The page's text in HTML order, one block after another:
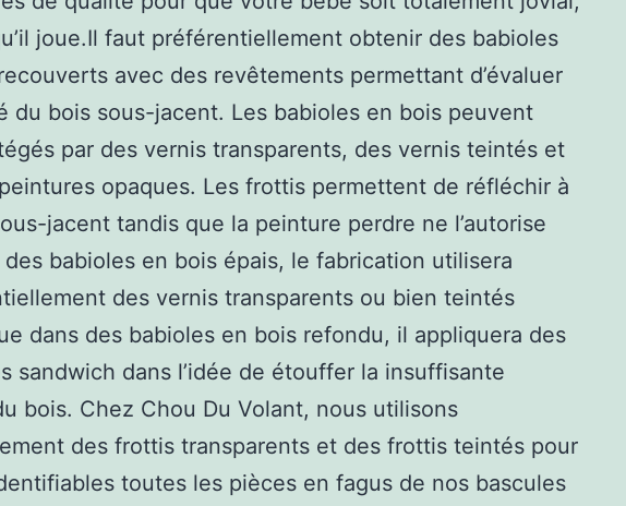
joue.Il faut préférentiellement obtenir des babioles
avec des revêtements permettant d’évaluer
du bois sous-jacent. Les babioles en bois peuvent
par des vernis transparents, des vernis teintés et
opaques. Les frottis permettent de réfléchir à
jacent tandis que la peinture perdre ne l’autorise
des babioles en bois épais, le fabrication utilisera
des vernis transparents ou bien teintés
dans des babioles en bois refondu, il appliquera des
sandwich dans l’idée de étouffer la insuffisante
bois. Chez Chou Du Volant, nous utilisons
des frottis transparents et des frottis teintés pour
toutes les pièces en fagus de nos bascules